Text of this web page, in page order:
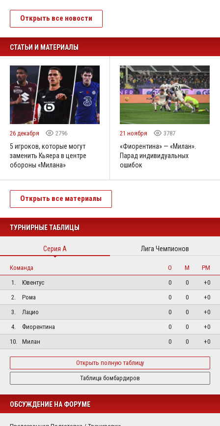
Открыть все новости
СТАТЬИ И МАТЕРИАЛЫ
26 декабря 2796
5 игроков, которые могут
заменить Кьяера в центре
обороны «Милана»
21 ноября 3787
«Фиорентина» — «Милан».
Парад индивидуальных
ошибок
Открыть все материалы
ТУРНИРНЫЕ ТАБЛИЦЫ
Серия А Лига Чемпионов
Команда О М
РМ
1.
Ювентус 0 0
+0
2.
Рома 0 0
+0
3.
Лацио 0 0
+0
4.
Фиорентина 0 0
+0
10.
Милан 0 0 +0
Открыть полную таблицу
Таблица бомбардиров
ОБСУЖДЕНИЕ НА ФОРУМЕ